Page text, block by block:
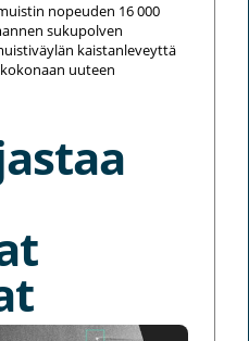
nopeuden 16 000
sukupolven
kaistanleveyttä
uuteen